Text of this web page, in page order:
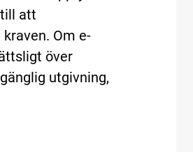
att
Om e-
över
utgivning,